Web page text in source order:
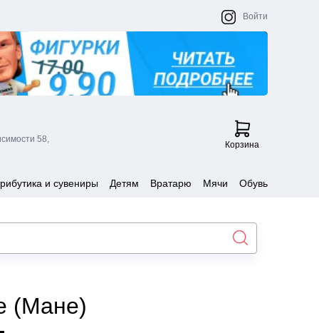
Войти
58,
Корзина
и сувениры Детям Вратарю Мячи Обувь
(Мане)